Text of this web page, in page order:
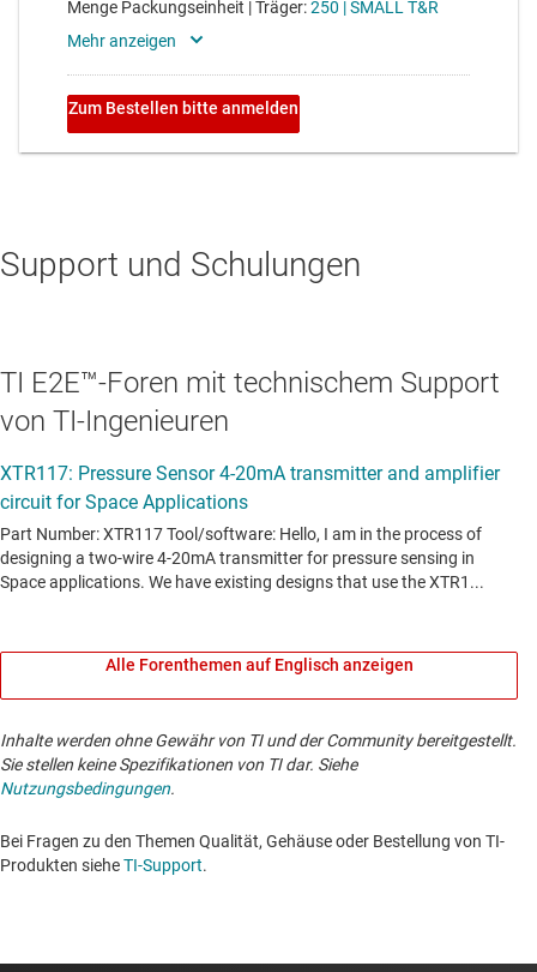
Support und Schulungen
TI E2E™-Foren mit technischem Support
von TI-Ingenieuren
Alle Forenthemen auf Englisch anzeigen
Inhalte werden ohne Gewähr von TI und der Community bereitgestellt.
Sie stellen keine Spezifikationen von TI dar. Siehe
Nutzungsbedingungen.
Bei Fragen zu den Themen Qualität, Gehäuse oder Bestellung von TI-
Produkten sieheTI-Support. ​​​​​​​​​​​​​​